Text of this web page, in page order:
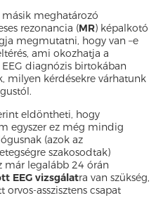
meghatározó
rezonancia (MR) képalkotó
megmutatni, hogy van –e
ami okozhatja a
diagnózis birtokában
milyen kérdésekre várhatunk
eldöntheti, hogy
egyszer ez még mindig
(azok az
szakosodtak)
már legalább 24 órán
EEG vizsgálatra van szükség,
asszisztens csapat